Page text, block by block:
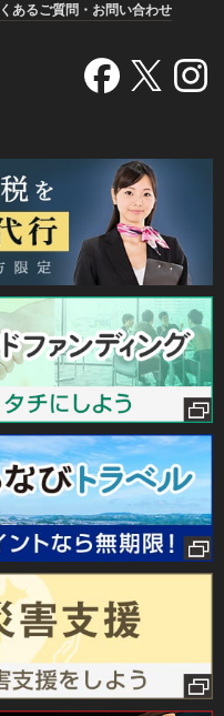
あるご質問・お問い合わせ